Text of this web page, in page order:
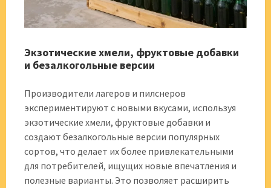
Экзотические хмели, фруктовые добавки
и безалкогольные версии
Производители лагеров и пилснеров
экспериментируют с новыми вкусами, используя
экзотические хмели, фруктовые добавки и
создают безалкогольные версии популярных
сортов, что делает их более привлекательными
для потребителей, ищущих новые впечатления и
полезные варианты. Это позволяет расширить